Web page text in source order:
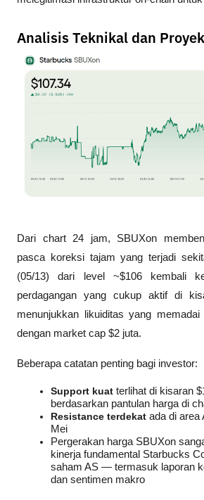
Analisis Teknikal dan
Dari chart 24 jam, SBUXon
pasca koreksi tajam yang terjadi
(05/13) dari level ~$106 kembali
perdagangan yang cukup aktif di
menunjukkan likuiditas yang
dengan market cap $2 juta.
Beberapa catatan penting bagi investor:
Support kuat terlihat di kisaran
berdasarkan pantulan harga di
Resistance terdekat ada di area
Mei
Pergerakan harga SBUXon
kinerja fundamental Starbucks
saham AS — termasuk laporan
dan sentimen makro